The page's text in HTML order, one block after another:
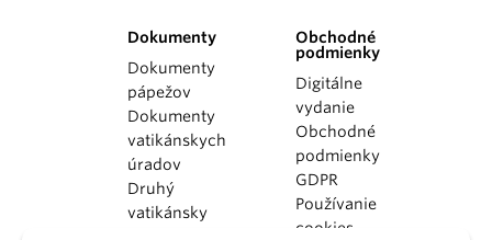
Dokumenty
Dokumenty
pápežov
Dokumenty
vatikánskych
úradov
Druhý
vatikánsky
Obchodné
podmienky
Digitálne
vydanie
Obchodné
podmienky
GDPR
Používanie
cookies